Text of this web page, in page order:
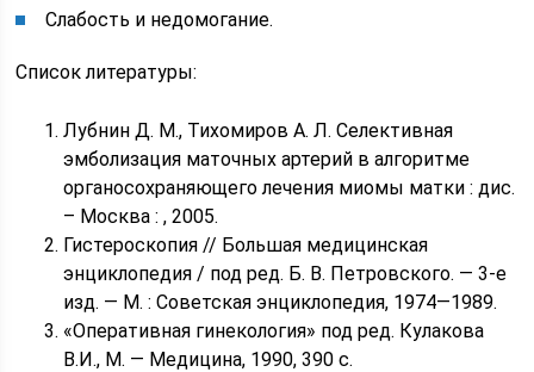
Слабость и недомогание.
Список литературы:
Лубнин Д. М., Тихомиров А. Л. Селективная
эмболизация маточных артерий в алгоритме
органосохраняющего лечения миомы матки : дис.
– Москва : , 2005.
Гистероскопия // Большая медицинская
энциклопедия / под ред. Б. В. Петровского. — 3-е
изд. — М. : Советская энциклопедия, 1974—1989.
«Оперативная гинекология» под ред. Кулакова
В.И., М. — Медицина, 1990, 390 с.